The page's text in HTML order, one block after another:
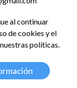
LinkedIn
al continuar
de cookies y el
políticas.